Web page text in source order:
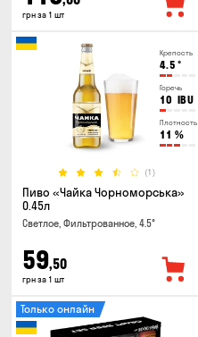
грн за 1 шт
Крепость
4.5 °
Горечь
10 IBU
Плотность
11 %
(1)
Пиво «Чайка Чорноморська»
0.45л
Светлое, Фильтрованное, 4.5°
59,50
грн за 1 шт
Только онлайн